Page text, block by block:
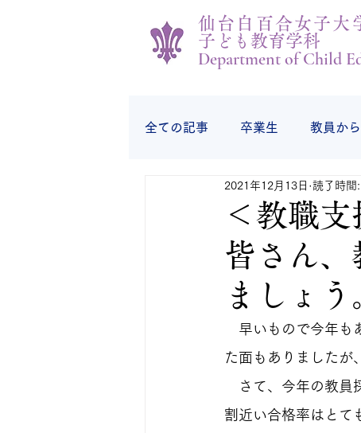
仙台白百合女子大
子ども教育学科
Department of Child
全ての記事 卒業生 教員から
学生の様子 学生から
＜教職
皆さん、
ましょう
2021年12月13日 読了時間
早いもので今年も
た面もありましたが
さて、今年の教員
割近い合格率はとて